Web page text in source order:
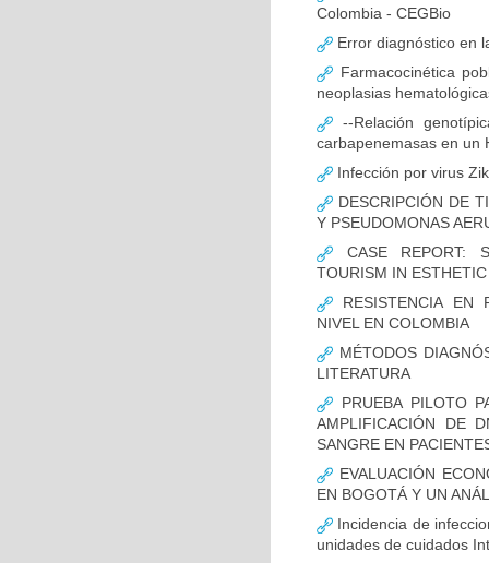
Colombia - CEGBio
Error diagnóstico en
Farmacocinética
neoplasias
--Relación
carbapenemasas en un
Infección por virus
DESCRIPCIÓN DE
Y PSEUDOMONAS
CASE REPORT:
TOURISM IN
RESISTENCIA EN
NIVEL EN COLOMBIA
MÉTODOS
LITERATURA
PRUEBA PILOTO
AMPLIFICACIÓN DE
SANGRE EN
EVALUACIÓN
EN BOGOTÁ Y UN
Incidencia de
unidades de cuidados